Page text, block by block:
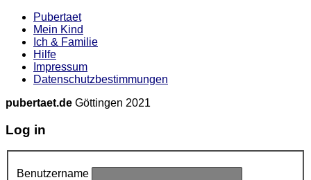
Pubertaet
Mein Kind
Ich & Familie
Hilfe
Impressum
Datenschutzbestimmungen
pubertaet.de Göttingen 2021
Log in
Benutzername